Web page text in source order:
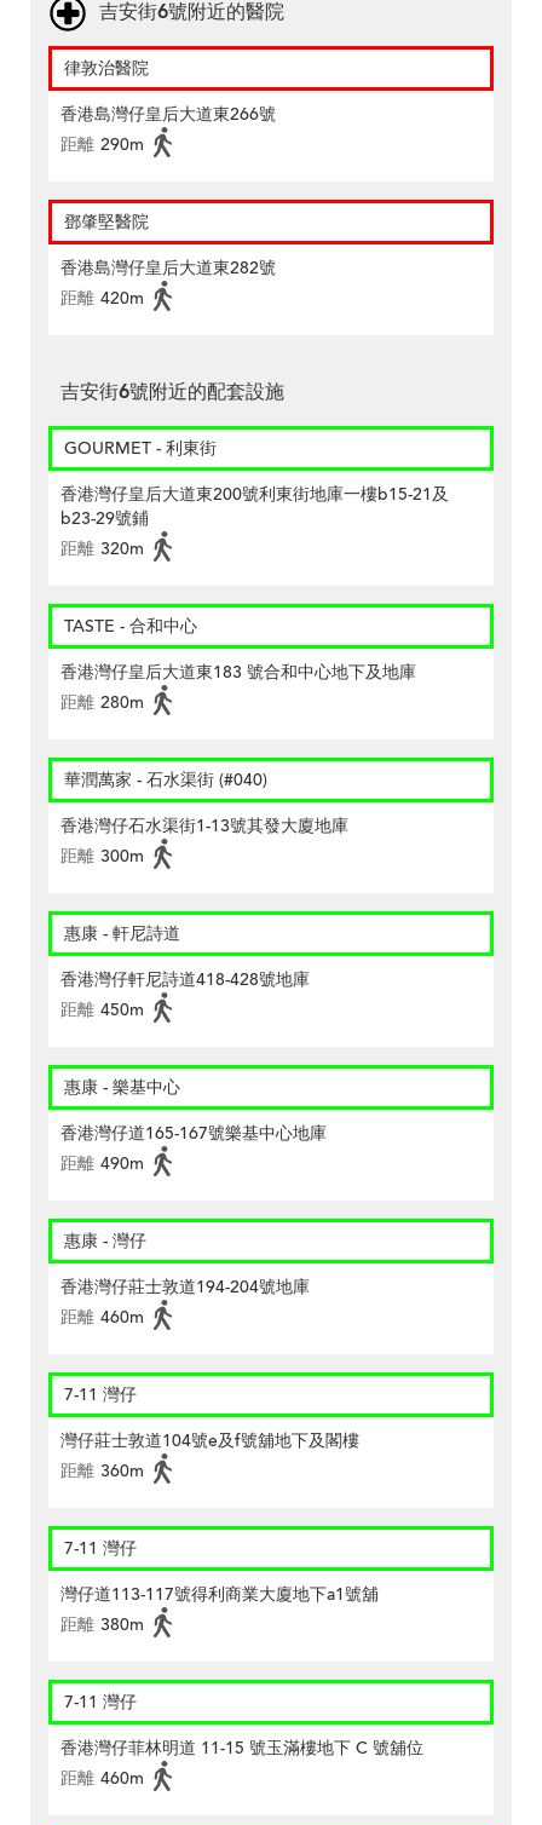
吉安街6號附近的醫院
律敦治醫院
香港島灣仔皇后大道東266號
距離 290m
鄧肇堅醫院
香港島灣仔皇后大道東282號
距離 420m
吉安街6號附近的配套設施
GOURMET - 利東街
香港灣仔皇后大道東200號利東街地庫一樓b15-21及
b23-29號鋪
距離 320m
TASTE - 合和中心
香港灣仔皇后大道東183 號合和中心地下及地庫
距離 280m
華潤萬家 - 石水渠街 (#040)
香港灣仔石水渠街1-13號其發大廈地庫
距離 300m
惠康 - 軒尼詩道
香港灣仔軒尼詩道418-428號地庫
距離 450m
惠康 - 樂基中心
香港灣仔道165-167號樂基中心地庫
距離 490m
惠康 - 灣仔
香港灣仔莊士敦道194-204號地庫
距離 460m
7-11 灣仔
灣仔莊士敦道104號e及f號舖地下及閣樓
距離 360m
7-11 灣仔
灣仔道113-117號得利商業大廈地下a1號舖
距離 380m
7-11 灣仔
香港灣仔菲林明道 11-15 號玉滿樓地下 C 號舖位
距離 460m